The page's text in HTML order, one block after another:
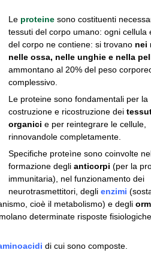
Le proteine sono costituenti
tessuti del corpo umano: ogni cellula
del corpo ne contiene: si trovano nei
nelle ossa, nelle unghie e nella
ammontano al 20% del peso
complessivo.
Le proteine sono fondamentali per la
costruzione e ricostruzione dei
organici e per reintegrare le cellule,
rinnovandole completamente.
Specifiche proteìne sono coinvolte
formazione degli anticorpi (per la
immunitaria), nel funzionamento dei
neurotrasmettitori, degli enzimi
cioè il metabolismo) e degli
determinate risposte
di cui sono composte.